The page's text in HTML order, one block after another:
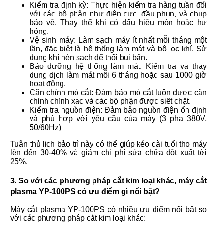
Kiểm tra định kỳ: Thực hiện kiểm tra hàng tuần đối
với các bộ phận như điện cực, đầu phun, và chụp
bảo vệ. Thay thế khi có dấu hiệu mòn hoặc hư
hỏng.
Vệ sinh máy: Làm sạch máy ít nhất mỗi tháng một
lần, đặc biệt là hệ thống làm mát và bộ lọc khí. Sử
dụng khí nén sạch để thổi bụi bẩn.
Bảo dưỡng hệ thống làm mát: Kiểm tra và thay
dung dịch làm mát mỗi 6 tháng hoặc sau 1000 giờ
hoạt động.
Căn chỉnh mỏ cắt: Đảm bảo mỏ cắt luôn được căn
chỉnh chính xác và các bộ phận được siết chặt.
Kiểm tra nguồn điện: Đảm bảo nguồn điện ổn định
và phù hợp với yêu cầu của máy (3 pha 380V,
50/60Hz).
Tuân thủ lịch bảo trì này có thể giúp kéo dài tuổi thọ máy
lên đến 30-40% và giảm chi phí sửa chữa đột xuất tới
25%.
3. So với các phương pháp cắt kim loại khác, máy cắt
plasma YP-100PS có ưu điểm gì nổi bật?
Máy cắt plasma YP-100PS có nhiều ưu điểm nổi bật so
với các phương pháp cắt kim loại khác: